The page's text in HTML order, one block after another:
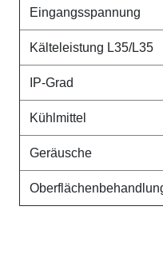
Eingangsspannung
Kälteleistung L35/L35
IP-Grad
Kühlmittel
Geräusche